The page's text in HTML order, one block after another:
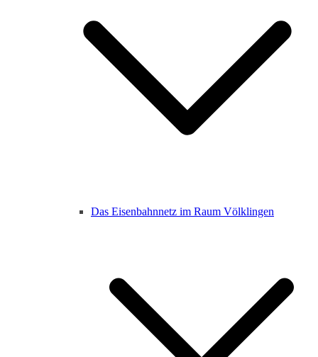
Das Eisenbahnnetz im Raum Völklingen